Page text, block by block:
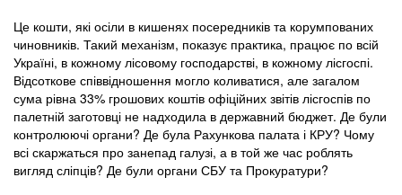
Це кошти, які осіли в кишенях посередників та корумпованих
чиновників. Такий механізм, показує практика, працює по всій
Україні, в кожному лісовому господарстві, в кожному лісгоспі.
Відсоткове співвідношення могло коливатися, але загалом
сума рівна 33% грошових коштів офіційних звітів лісгоспів по
палетній заготовці не надходила в державний бюджет. Де були
контролюючі органи? Де була Рахункова палата і КРУ? Чому
всі скаржаться про занепад галузі, а в той же час роблять
вигляд сліпців? Де були органи СБУ та Прокуратури?